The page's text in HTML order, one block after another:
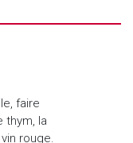
faire
thym, la
rouge.